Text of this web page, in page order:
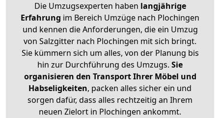
Die Umzugsexperten haben langjährige
Erfahrung im Bereich Umzüge nach Plochingen
und kennen die Anforderungen, die ein Umzug
von Salzgitter nach Plochingen mit sich bringt.
Sie kümmern sich um alles, von der Planung bis
hin zur Durchführung des Umzugs. Sie
organisieren den Transport Ihrer Möbel und
Habseligkeiten, packen alles sicher ein und
sorgen dafür, dass alles rechtzeitig an Ihrem
neuen Zielort in Plochingen ankommt.